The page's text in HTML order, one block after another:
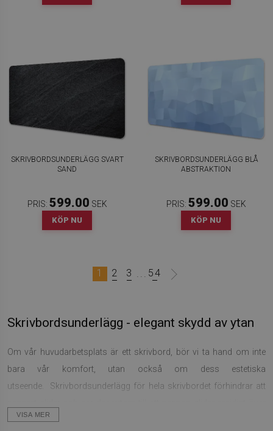
SKRIVBORDSUNDERLÄGG SVART
SAND
PRIS: 599.00 SEK
KÖP NU
SKRIVBORDSUNDERLÄGG BLÅ
ABSTRAKTION
PRIS: 599.00 SEK
KÖP NU
1 2 3 ... 54
Skrivbordsunderlägg - elegant skydd av ytan
Om vår huvudarbetsplats är ett skrivbord, bör vi ta hand om inte
bara vår komfort, utan också om dess estetiska
utseende. Skrivbordsunderlägg för hela skrivbordet förhindrar att
pappret.. Förmodligen mer än en gång under en intensiv användning
VISA MER